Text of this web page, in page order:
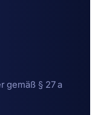
gemäß § 27 a